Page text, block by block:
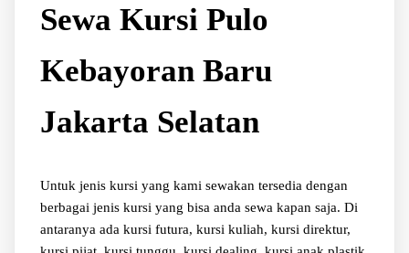
Sewa Kursi Pulo
Kebayoran Baru
Jakarta Selatan
Untuk jenis kursi yang kami sewakan tersedia dengan
berbagai jenis kursi yang bisa anda sewa kapan saja. Di
antaranya ada kursi futura, kursi kuliah, kursi direktur,